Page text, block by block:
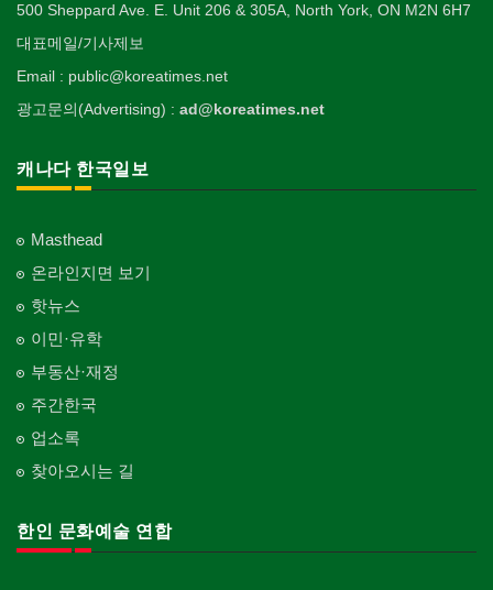
500 Sheppard Ave. E. Unit 206 & 305A, North York, ON M2N 6H7
대표메일/기사제보
Email : public@koreatimes.net
광고문의(Advertising) : ad@koreatimes.net
캐나다 한국일보
Masthead
온라인지면 보기
핫뉴스
이민·유학
부동산·재정
주간한국
업소록
찾아오시는 길
한인 문화예술 연합